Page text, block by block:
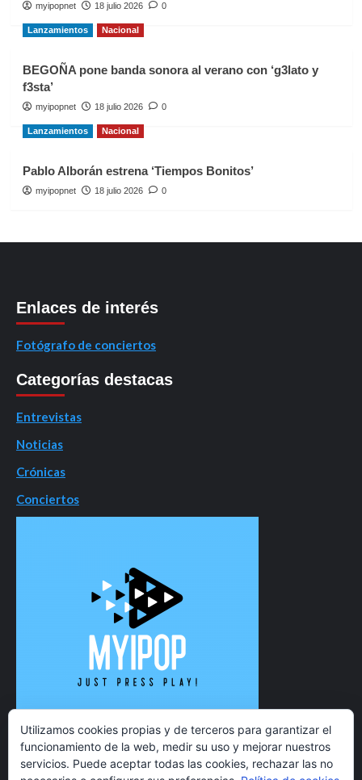
myipopnet 18 julio 2026 0
Lanzamientos Nacional
BEGOÑA pone banda sonora al verano con ‘g3lato y
f3sta’
myipopnet 18 julio 2026 0
Lanzamientos Nacional
Pablo Alborán estrena ‘Tiempos Bonitos’
myipopnet 18 julio 2026 0
Enlaces de interés
Fotógrafo de conciertos
Categorías destacas
Entrevistas
Noticias
Crónicas
Conciertos
Utilizamos cookies propias y de terceros para garantizar el
funcionamiento de la web, medir su uso y mejorar nuestros
servicios. Puede aceptar todas las cookies, rechazar las no